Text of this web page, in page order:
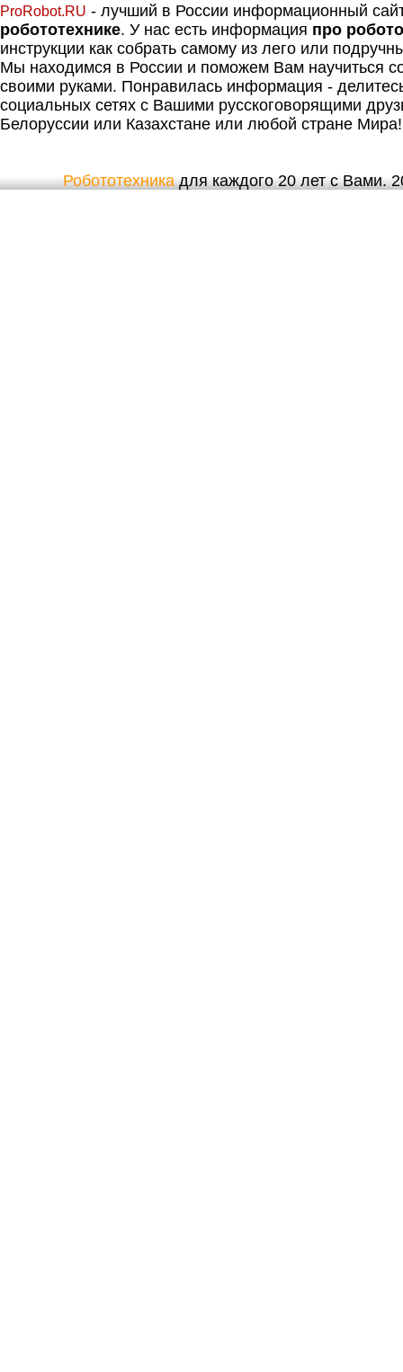
ProRobot.RU - лучший в России информационный
робототехнике. У нас есть информация про
инструкции как собрать самому из лего или
Мы находимся в России и поможем Вам научиться
своими руками. Понравилась информация -
социальных сетях с Вашими русскоговорящими
Белоруссии или Казахстане или любой стране Мира!
Робототехникадля каждого 20 лет с Вами.